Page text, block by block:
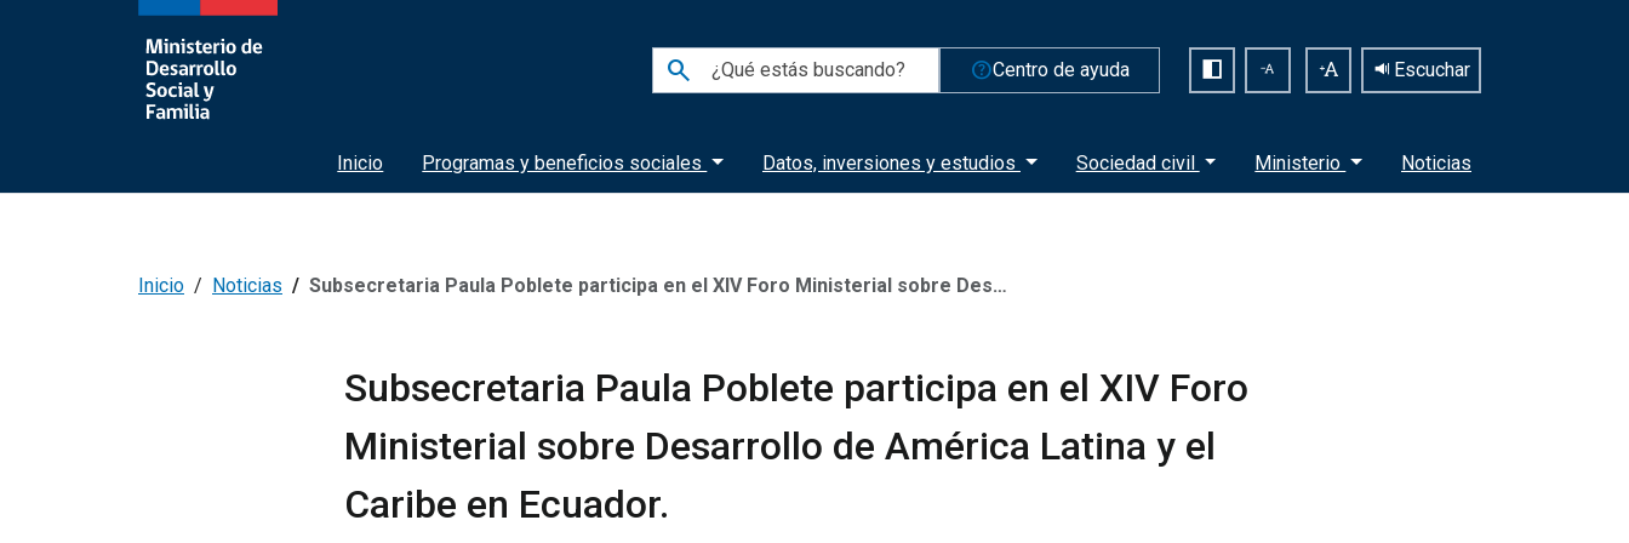
search help_outlineCentro de ayuda Escuchar
Inicio Programas y beneficios sociales Datos, inversiones y estudios Sociedad civil Ministerio Noticias
Inicio Noticias Subsecretaria Paula Poblete participa en el XIV Foro Ministerial sobre Desarrollo de América Latina y el Caribe en Ecuador.
Subsecretaria Paula Poblete participa en el XIV Foro
Ministerial sobre Desarrollo de América Latina y el
Caribe en Ecuador.